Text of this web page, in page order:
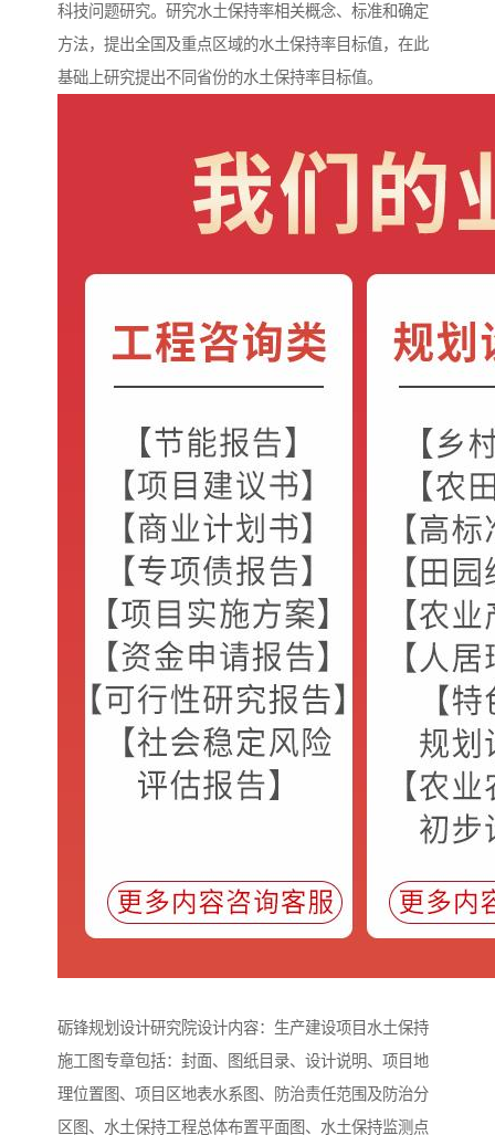
科技问题研究。研究水土保持率相关概念、标准和确定
方法，提出全国及重点区域的水土保持率目标值，在此
基础上研究提出不同省份的水土保持率目标值。
砺锋规划设计研究院设计内容：生产建设项目水土保持
施工图专章包括：封面、图纸目录、设计说明、项目地
理位置图、项目区地表水系图、防治责任范围及防治分
区图、水土保持工程总体布置平面图、水土保持监测点